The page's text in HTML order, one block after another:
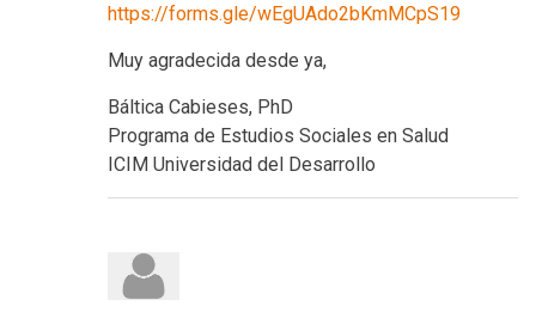
https://forms.gle/wEgUAdo2bKmMCpS19
Muy agradecida desde ya,
Báltica Cabieses, PhD
Programa de Estudios Sociales en Salud
ICIM Universidad del Desarrollo